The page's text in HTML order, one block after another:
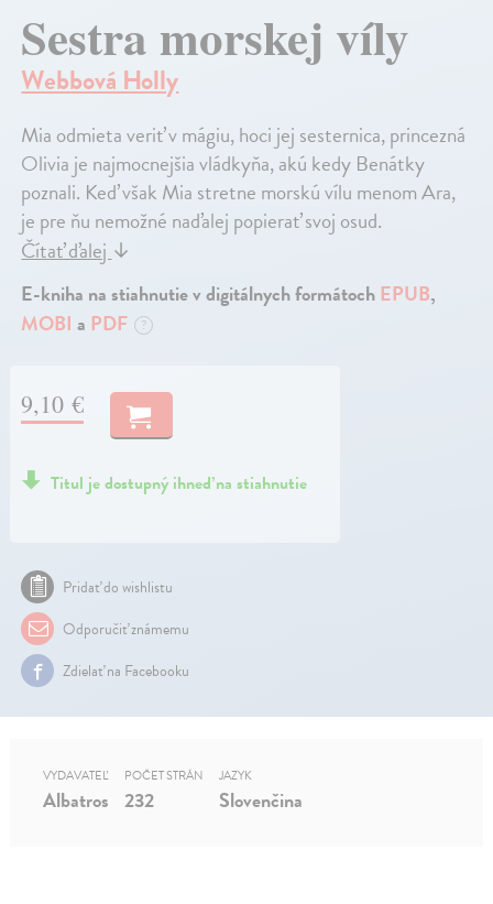
Sestra morskej víly
Webbová Holly
Mia odmieta veriť v mágiu, hoci jej sesternica, princezná
Olivia je najmocnejšia vládkyňa, akú kedy Benátky
poznali. Keď však Mia stretne morskú vílu menom Ara,
je pre ňu nemožné naďalej popierať svoj osud.
Čítať ďalej↓
E-kniha na stiahnutie v digitálnych formátochEPUB,
MOBI a PDF ?
9,10 €
Titul je dostupný ihneď na stiahnutie
Pridať do wishlistu
Odporučiť známemu
Zdielať na Facebooku
VYDAVATEĽ
Albatros
POČET STRÁN
232
JAZYK
Slovenčina